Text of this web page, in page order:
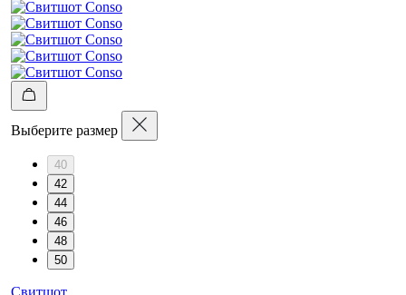
Выберите размер
40
42
44
46
48
50